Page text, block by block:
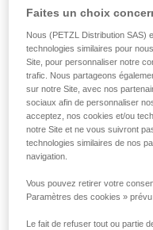
l’assureur
moulinette
Inconvénients :
Possibilité que
renvoi en cas de
entre assureur et
Effort plus
Faites un choix
Nous (PETZL Distribution SAS)
technologies similaires pour
Site, pour personnaliser notre
trafic. Nous partageons
sur notre Site, avec nos
sociaux afin de personnaliser
acceptez, nos cookies et/ou
notre Site et ne vous suivront
technologies similaires de nos
navigation.
Vous pouvez retirer votre
Paramètres des cookies »
Le fait de refuser tout ou partie